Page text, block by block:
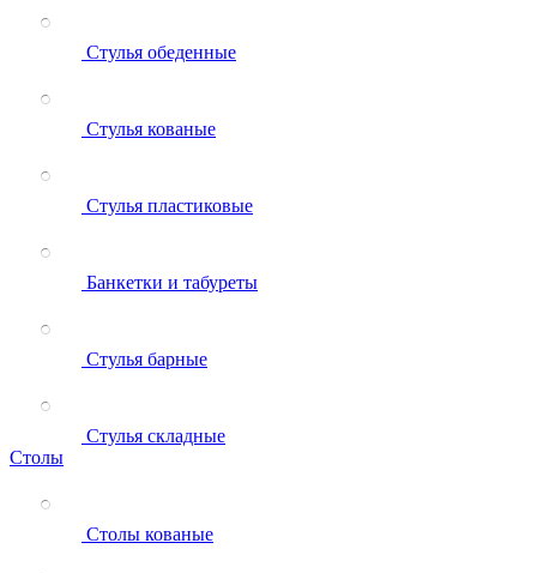
Стулья обеденные
Стулья кованые
Стулья пластиковые
Банкетки и табуреты
Стулья барные
Стулья складные
Столы
Столы кованые